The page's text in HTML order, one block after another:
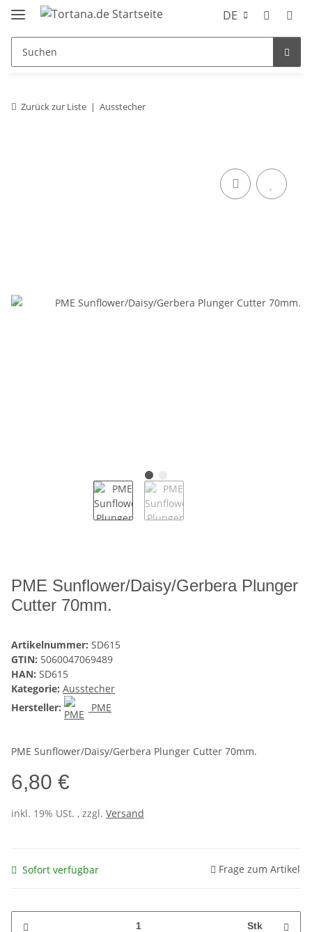
DE
Zurück zur Liste Ausstecher
PME Sunflower/Daisy/Gerbera Plunger
Cutter 70mm.
Artikelnummer: SD615
GTIN: 5060047069489
HAN: SD615
Kategorie: Ausstecher
Hersteller:
PME
PME Sunflower/Daisy/Gerbera Plunger Cutter 70mm.
6,80 €
inkl. 19% USt. , zzgl. Versand
Sofort verfügbar Frage zum Artikel
Stk